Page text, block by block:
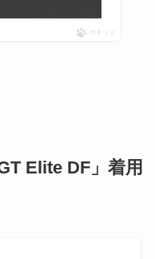
ポチップ
Elite DF」着用